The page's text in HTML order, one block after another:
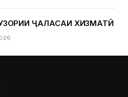
ҶАЛАСАИ ХИЗМАТӢ